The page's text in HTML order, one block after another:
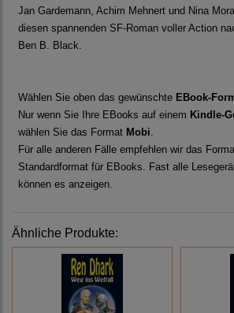
Jan Gardemann, Achim Mehnert und Nina
diesen spannenden SF-Roman voller Action
Ben B. Black.
Wählen Sie oben das gewünschte EBook-
Nur wenn Sie Ihre EBooks auf einem Kindle-
wählen Sie das Format Mobi.
Für alle anderen Fälle empfehlen wir das
Standardformat für EBooks. Fast alle
können es anzeigen.
Ähnliche Produkte: